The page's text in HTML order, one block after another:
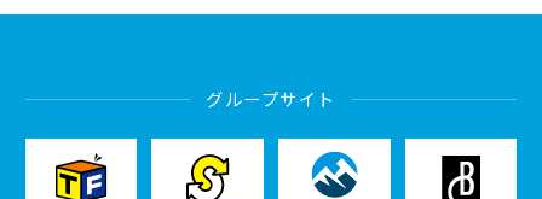
グループサイト